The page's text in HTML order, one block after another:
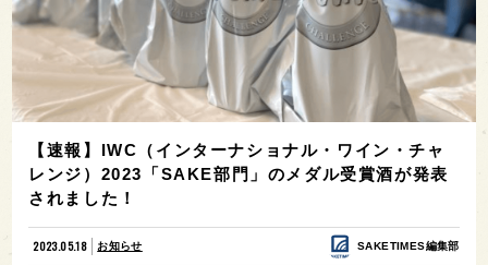
【速報】IWC（インターナショナル・ワイン・チャ
レンジ）2023「SAKE部門」のメダル受賞酒が発表
されました！
2023.05.18 お知らせ SAKETIMES編集部